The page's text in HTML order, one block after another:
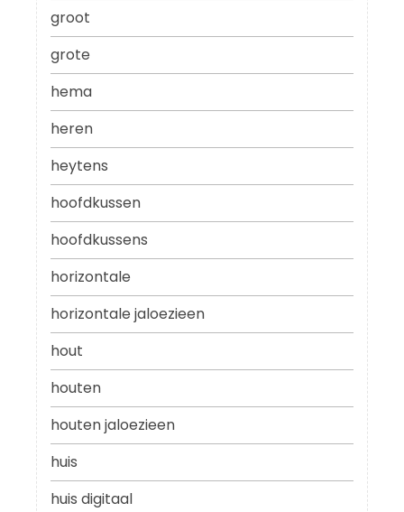
groot
grote
hema
heren
heytens
hoofdkussen
hoofdkussens
horizontale
horizontale jaloezieen
hout
houten
houten jaloezieen
huis
huis digitaal